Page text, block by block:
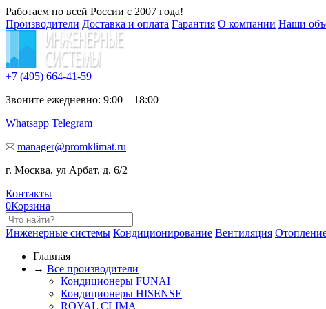
Работаем по всей России с 2007 года!
Производители Доставка и оплата Гарантия О компании Наши
+7 (495) 664-41-59
Звоните ежедневно: 9:00 – 18:00
Whatsapp Telegram
manager@promklimat.ru
г. Москва, ул Арбат, д. 6/2
Контакты
0Корзина
Инженерные системы Кондиционирование Вентиляция
Главная
→ Все производители
Кондиционеры FUNAI
Кондиционеры HISENSE
ROYAL CLIMA